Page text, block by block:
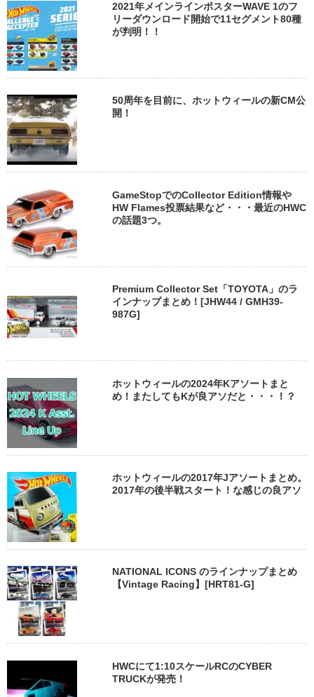
2021年メインラインポスターWAVE 1のフ
リーダウンロード開始で11セグメント80種
が判明！！
50周年を目前に、ホットウィールの新CM公
開！
GameStopでのCollector Edition情報や
HW Flames投票結果など・・・最近のHWC
の話題3つ。
Premium Collector Set「TOYOTA」のラ
インナップまとめ！[JHW44 / GMH39-
987G]
ホットウィールの2024年Kアソートまと
め！またしてもKが良アソだと・・・！？
ホットウィールの2017年Jアソートまとめ。
2017年の後半戦スタート！な感じの良アソ
NATIONAL ICONS のラインナップまとめ
【Vintage Racing】[HRT81-G]
HWCにて1:10スケールRCのCYBER
TRUCKが発売！